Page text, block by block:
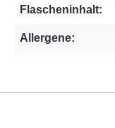
Flascheninhalt:
Allergene: